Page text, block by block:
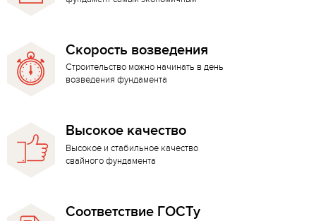
Скорость возведения
Строительство можно начинать в день
возведения фундамента
Высокое качество
Высокое и стабильное качество
свайного фундамента
Соответствие ГОСТу